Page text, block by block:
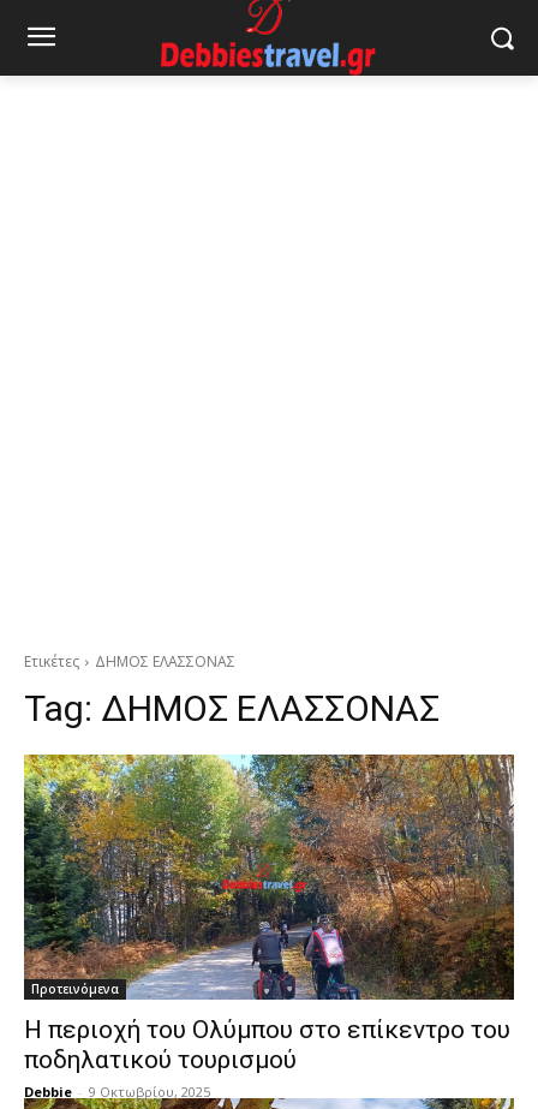
Ετικέτες ΔΗΜΟΣ ΕΛΑΣΣΟΝΑΣ
Tag: ΔΗΜΟΣ ΕΛΑΣΣΟΝΑΣ
Προτεινόμενα
Η περιοχή του Ολύμπου στο επίκεντρο του
ποδηλατικού τουρισμού
Debbie - 9 Οκτωβρίου, 2025